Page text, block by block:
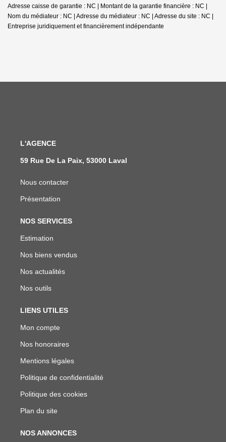
Adresse caisse de garantie : NC | Montant de la garantie financière : NC |
Nom du médiateur : NC | Adresse du médiateur : NC | Adresse du site : NC |
Entreprise juridiquement et financièrement indépendante
L'AGENCE
59 Rue De La Paix, 53000 Laval
Nous contacter
Présentation
NOS SERVICES
Estimation
Nos biens vendus
Nos actualités
Nos outils
LIENS UTILES
Mon compte
Nos honoraires
Mentions légales
Politique de confidentialité
Politique des cookies
Plan du site
NOS ANNONCES